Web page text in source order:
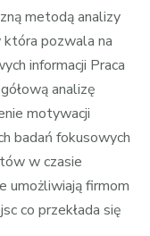
metodą analizy
pozwala na
informacji Praca
analizę
motywacji
badań fokusowych
w czasie
umożliwiają firmom
co przekłada się